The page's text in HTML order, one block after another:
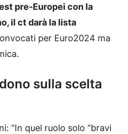
pre-Europei con la
il ct darà la lista
per Euro2024 ma
sulla scelta
“In quel ruolo solo “bravi